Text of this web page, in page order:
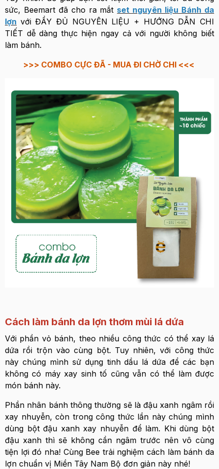
sức, Beemart đã cho ra mắt set nguyên liệu Bánh da
lợn với ĐẦY ĐỦ NGUYÊN LIỆU + HƯỚNG DẪN CHI
TIẾT dễ dàng thực hiện ngay cả với người không biết
làm bánh.
>>> COMBO CỰC ĐÃ - MUA ĐI CHỜ CHI <<<
Cách làm bánh da lợn thơm mùi lá dứa
Với phần vỏ bánh, theo nhiều công thức có thể xay lá
dứa rồi trộn vào cùng bột. Tuy nhiên, với công thức
này chúng mình sử dụng tinh dầu lá dứa để các bạn
không có máy xay sinh tố cũng vẫn có thể làm được
món bánh này.
Phần nhân bánh thông thường sẽ là đậu xanh ngâm rồi
xay nhuyễn, còn trong công thức lần này chúng mình
dùng bột đậu xanh xay nhuyễn để làm. Khi dùng bột
đậu xanh thì sẽ không cần ngâm trước nên vô cùng
tiện lợi đó nha! Cùng Bee trải nghiệm cách làm bánh da
lợn chuẩn vị Miền Tây Nam Bộ đơn giản này nhé!